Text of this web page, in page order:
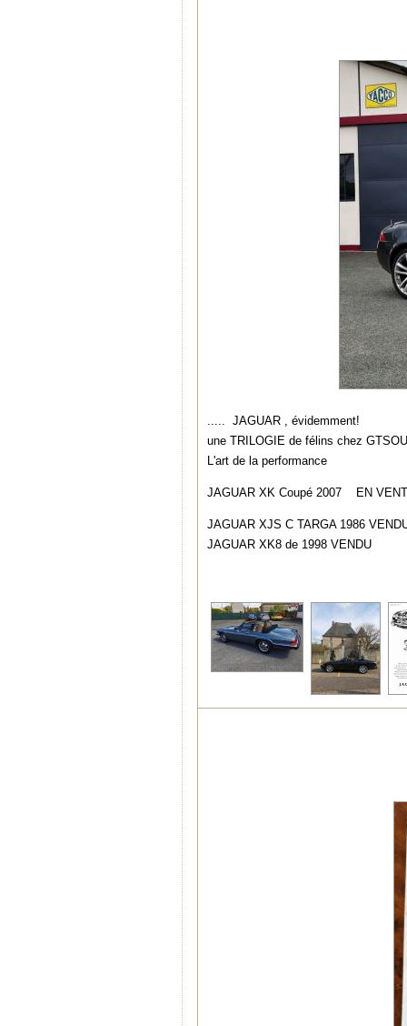
..... JAGUAR , évidemment!
une TRILOGIE de félins chez
L'art de la performance
JAGUAR XK Coupé 2007 EN
JAGUAR XJS C TARGA 1986
JAGUAR XK8 de 1998 VENDU